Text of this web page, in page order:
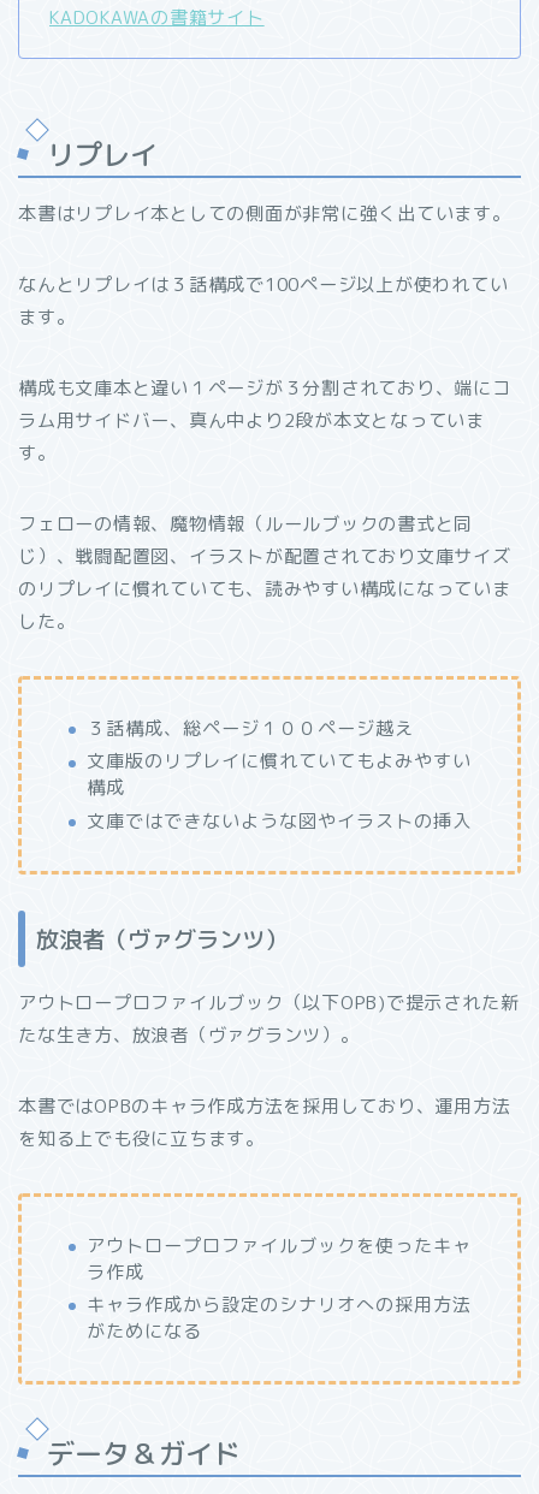
KADOKAWAの書籍サイト
リプレイ
本書はリプレイ本としての側面が非常に強く出ています。
なんとリプレイは３話構成で100ページ以上が使われてい
ます。
構成も文庫本と違い１ページが３分割されており、端にコ
ラム用サイドバー、真ん中より2段が本文となっていま
す。
フェローの情報、魔物情報（ルールブックの書式と同
じ）、戦闘配置図、イラストが配置されており文庫サイズ
のリプレイに慣れていても、読みやすい構成になっていま
した。
３話構成、総ページ１００ページ越え
文庫版のリプレイに慣れていてもよみやすい
構成
文庫ではできないような図やイラストの挿入
放浪者（ヴァグランツ）
アウトロープロファイルブック（以下OPB)で提示された新
たな生き方、放浪者（ヴァグランツ）。
本書ではOPBのキャラ作成方法を採用しており、運用方法
を知る上でも役に立ちます。
アウトロープロファイルブックを使ったキャ
ラ作成
キャラ作成から設定のシナリオへの採用方法
がためになる
データ＆ガイド